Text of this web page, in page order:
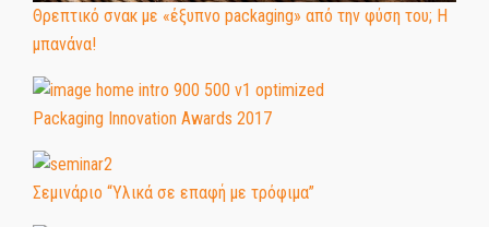
Θρεπτικό σνακ με «έξυπνο packaging» από την φύση του; Η
μπανάνα!
Packaging Innovation Awards 2017
Σεμινάριο “Υλικά σε επαφή με τρόφιμα”